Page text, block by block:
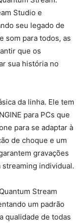
Studio e
seu legado de
som para todos, as
que os
sua história no
da linha. Ele tem
para PCs que
para se adaptar à
de choque e um
gravações
individual.
Stream
um padrão
qualidade de todas